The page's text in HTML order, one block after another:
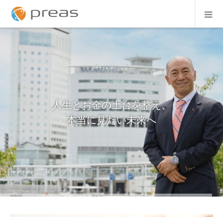
人生とお金の土台を整え、
本当に見たい未来へ
税務・会計は未来のために。
「売上アップ」まで伴走する税理士を
味方につけませんか？